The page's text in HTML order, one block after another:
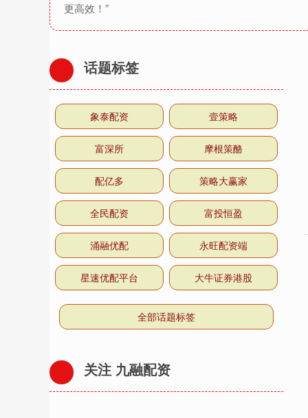
更高效！”
话题标签
象泰配资 壹策略
富深所 摩根策酪
配亿多 策略大赢家
全民配资 富投恒盈
涌融优配 永旺配资端
星速优配平台 大牛证券港股
全部话题标签
关注 九融配资